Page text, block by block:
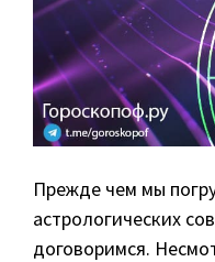
Прежде чем мы
астрологических
договоримся.